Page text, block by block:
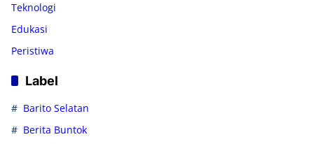
Teknologi
Edukasi
Peristiwa
Label
Barito Selatan
Berita Buntok